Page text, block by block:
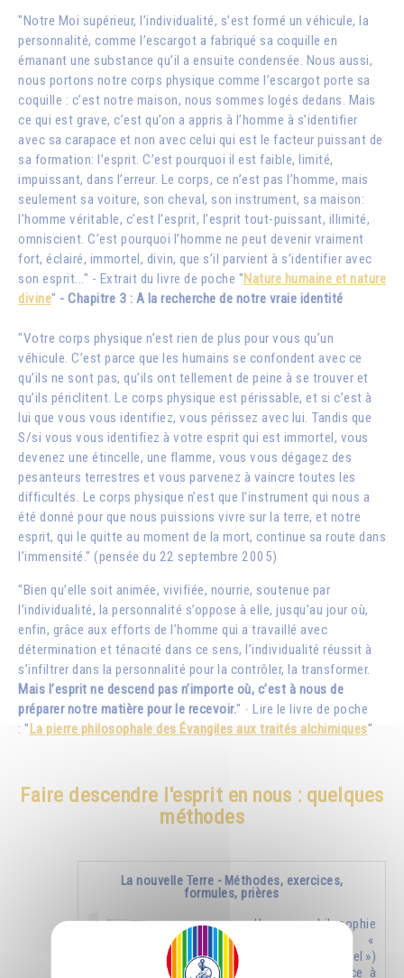
"Notre Moi supérieur, l’individualité, s’est formé un véhicule, la
personnalité, comme l’escargot a fabriqué sa coquille en
émanant une substance qu’il a ensuite condensée. Nous aussi,
nous portons notre corps physique comme l’escargot porte sa
coquille : c’est notre maison, nous sommes logés dedans. Mais
ce qui est grave, c’est qu’on a appris à l’homme à s’identifier
avec sa carapace et non avec celui qui est le facteur puissant de
sa formation: l’esprit. C’est pourquoi il est faible, limité,
impuissant, dans l’erreur. Le corps, ce n’est pas l’homme, mais
seulement sa voiture, son cheval, son instrument, sa maison:
l’homme véritable, c’est l’esprit, l’esprit tout-puissant, illimité,
omniscient. C’est pourquoi l’homme ne peut devenir vraiment
fort, éclairé, immortel, divin, que s’il parvient à s’identifier avec
son esprit..." - Extrait du livre de poche "Nature humaine et nature
divine" - Chapitre 3 : A la recherche de notre vraie identité
"Votre corps physique n’est rien de plus pour vous qu’un
véhicule. C’est parce que les humains se confondent avec ce
qu’ils ne sont pas, qu’ils ont tellement de peine à se trouver et
qu’ils périclitent. Le corps physique est périssable, et si c’est à
lui que vous vous identifiez, vous périssez avec lui. Tandis que
S/si vous vous identifiez à votre esprit qui est immortel, vous
devenez une étincelle, une flamme, vous vous dégagez des
pesanteurs terrestres et vous parvenez à vaincre toutes les
difficultés. Le corps physique n’est que l’instrument qui nous a
été donné pour que nous puissions vivre sur la terre, et notre
esprit, qui le quitte au moment de la mort, continue sa route dans
l’immensité." (pensée du 22 septembre 2005)
"Bien qu’elle soit animée, vivifiée, nourrie, soutenue par
l’individualité, la personnalité s’oppose à elle, jusqu’au jour où,
enfin, grâce aux efforts de l’homme qui a travaillé avec
détermination et ténacité dans ce sens, l’individualité réussit à
s’infiltrer dans la personnalité pour la contrôler, la transformer.
Mais l’esprit ne descend pas n’importe où, c’est à nous de
préparer notre matière pour le recevoir." - Lire le livre de poche
: "La pierre philosophale des Évangiles aux traités alchimiques"
Faire descendre l'esprit en nous : quelques
méthodes
La nouvelle Terre - Méthodes, exercices,
formules, prières
Une philosophie
nouvelle (un «
nouveau ciel »)
donnera naissance à